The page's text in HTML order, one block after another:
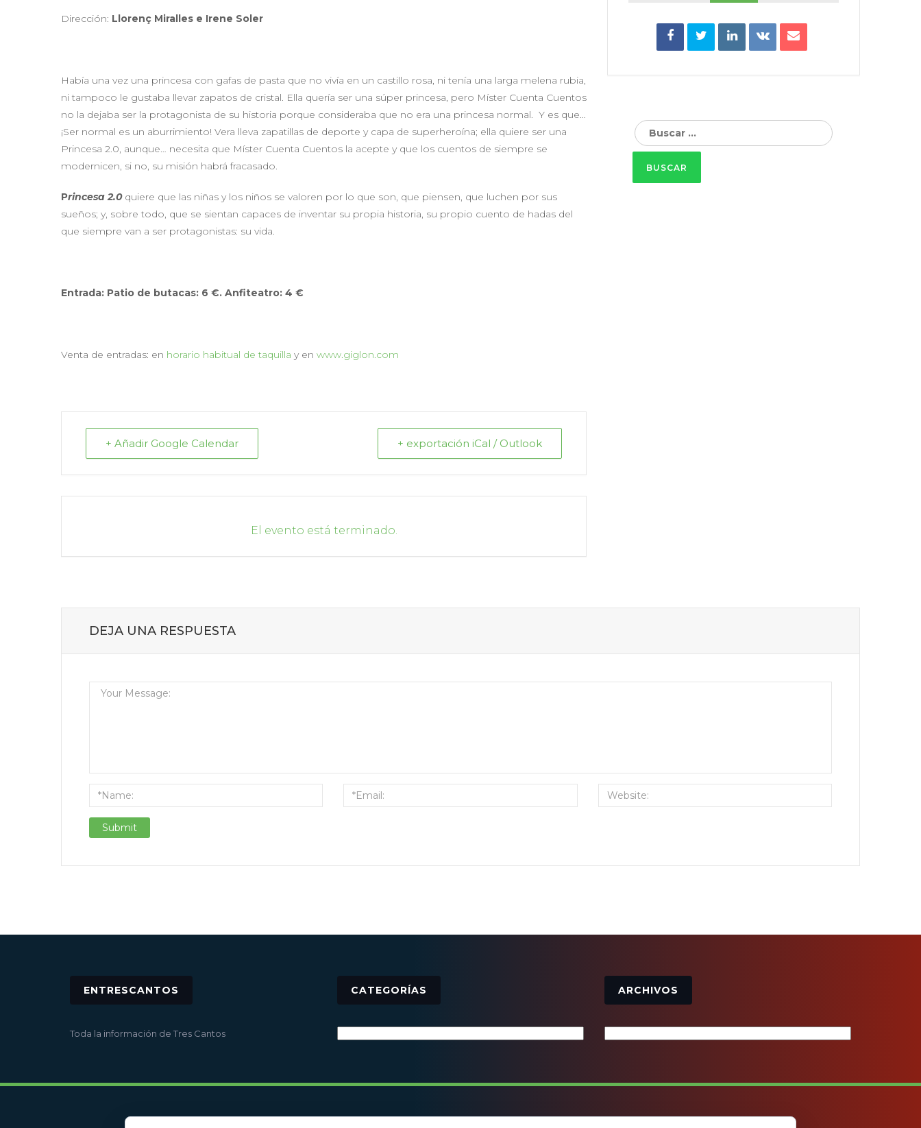
Dirección: Llorenç Miralles e Irene Soler
Había una vez una princesa con gafas de pasta que no vivía en un castillo rosa, ni tenía una larga melena rubia,
ni tampoco le gustaba llevar zapatos de cristal. Ella quería ser una súper princesa, pero Míster Cuenta Cuentos
no la dejaba ser la protagonista de su historia porque consideraba que no era una princesa normal. Y es que…
¡Ser normal es un aburrimiento! Vera lleva zapatillas de deporte y capa de superheroína; ella quiere ser una
Princesa 2.0, aunque… necesita que Míster Cuenta Cuentos la acepte y que los cuentos de siempre se
modernicen, si no, su misión habrá fracasado.
Princesa 2.0 quiere que las niñas y los niños se valoren por lo que son, que piensen, que luchen por sus
sueños; y, sobre todo, que se sientan capaces de inventar su propia historia, su propio cuento de hadas del
que siempre van a ser protagonistas: su vida.
Entrada: Patio de butacas: 6 €. Anfiteatro: 4 €
Venta de entradas: en horario habitual de taquilla y en www.giglon.com
+ Añadir Google Calendar + exportación iCal / Outlook
El evento está terminado.
Buscar:
DEJA UNA RESPUESTA
ENTRESCANTOS
Toda la información de Tres Cantos
CATEGORÍAS ARCHIVOS
© 2016 - Todos los derechos reservados